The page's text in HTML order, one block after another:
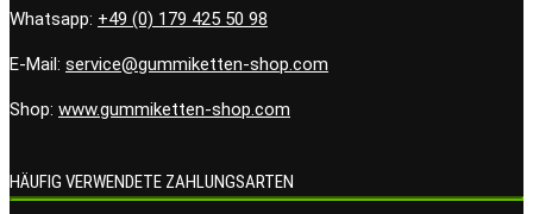
Whatsapp: +49 (0) 179 425 50 98
E-Mail: service@gummiketten-shop.com
Shop: www.gummiketten-shop.com
HÄUFIG VERWENDETE ZAHLUNGSARTEN